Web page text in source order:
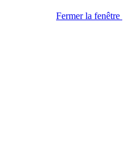
Fermer la fenêtre